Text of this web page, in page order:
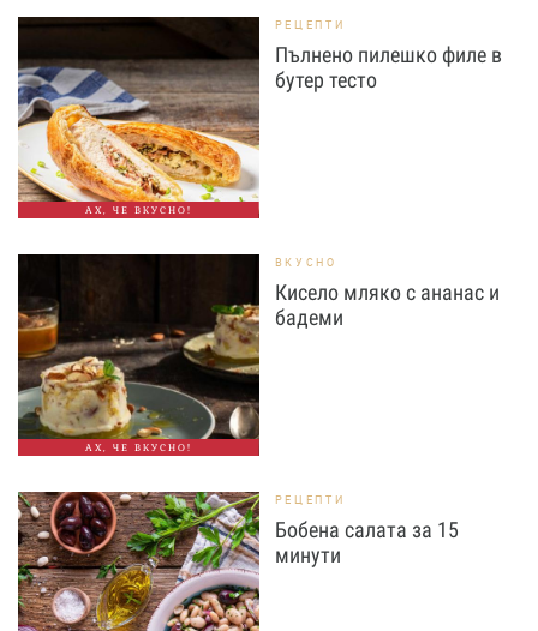
АХ, ЧЕ ВКУСНО!
РЕЦЕПТИ
Пълнено пилешко филе в
бутер тесто
АХ, ЧЕ ВКУСНО!
ВКУСНО
Кисело мляко с ананас и
бадеми
РЕЦЕПТИ
Бобена салата за 15
минути